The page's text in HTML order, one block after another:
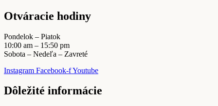
Otváracie hodiny
Pondelok – Piatok
10:00 am – 15:50 pm
Sobota – Nedeľa – Zavreté
Instagram Facebook-fYoutube
Dôležité informácie